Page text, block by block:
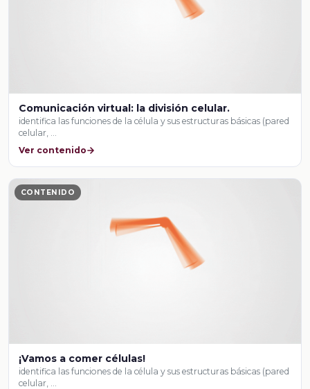
Comunicación virtual: la división celular.
identifica las funciones de la célula y sus estructuras básicas (pared
celular, …
Ver contenido
CONTENIDO
¡Vamos a comer células!
identifica las funciones de la célula y sus estructuras básicas (pared
celular, …